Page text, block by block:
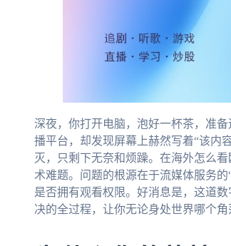
深夜，你打开电脑，泡好一杯茶，准
播平台，却发现屏幕上赫然写着“该内
灭，只剩下无奈和烦躁。在海外怎么
术难题。问题的根源在于流媒体服务
是否拥有观看权限。好消息是，这道
决的全过程，让你无论身处世界哪个